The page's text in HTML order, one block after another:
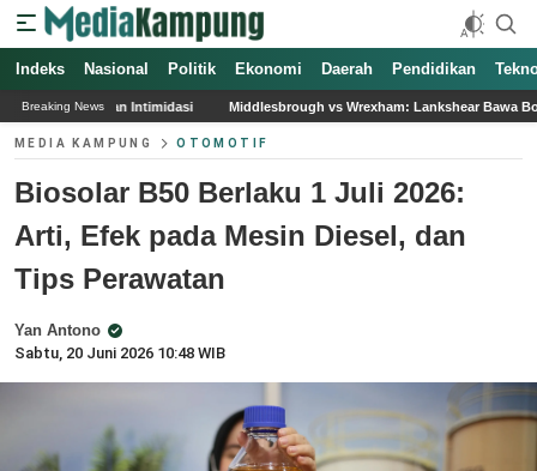
Indeks Nasional Politik Ekonomi Daerah Pendidikan
Breaking NewsMiddlesbrough vs Wrexham: Lankshear Bawa Boro Melaju di Carabao
MEDIA KAMPUNG OTOMOTIF
Biosolar B50 Berlaku 1 Juli 2026:
Arti, Efek pada Mesin Diesel, dan
Tips Perawatan
Yan Antono
Sabtu, 20 Juni 2026 10:48 WIB